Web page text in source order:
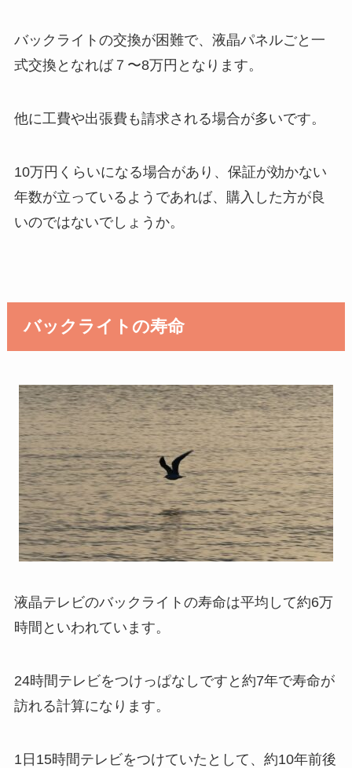
バックライトの交換が困難で、液晶パネルごと一
式交換となれば７〜8万円となります。
他に工費や出張費も請求される場合が多いです。
10万円くらいになる場合があり、保証が効かない
年数が立っているようであれば、購入した方が良
いのではないでしょうか。
バックライトの寿命
液晶テレビのバックライトの寿命は平均して約6万
時間といわれています。
24時間テレビをつけっぱなしですと約7年で寿命が
訪れる計算になります。
1日15時間テレビをつけていたとして、約10年前後